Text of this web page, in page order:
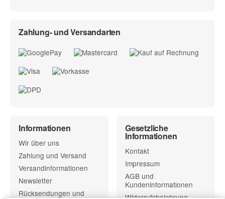
Zahlung- und Versandarten
Informationen
Wir über uns
Zahlung und Versand
Versandinformationen
Newsletter
Rücksendungen und
Gesetzliche
Informationen
Kontakt
Impressum
AGB und
Kundeninformationen